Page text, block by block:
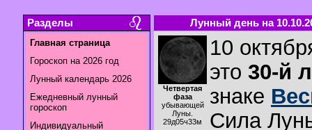
Разделы
Главная страница
Гороскоп на 2026 год
Лунный календарь 2026
Ежедневный лунный
гороскоп
Индивидуальный
Лунный день на
Четвертая
фаза
убывающей
Луны.
29д05ч33м
10
это 30-й
знаке
Сила